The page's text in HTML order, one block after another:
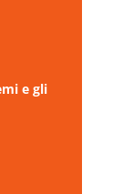
e gli